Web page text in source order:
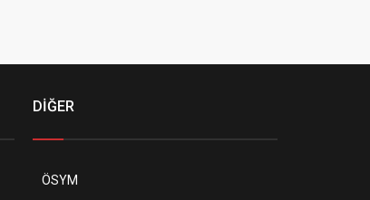
DİĞER
ÖSYM